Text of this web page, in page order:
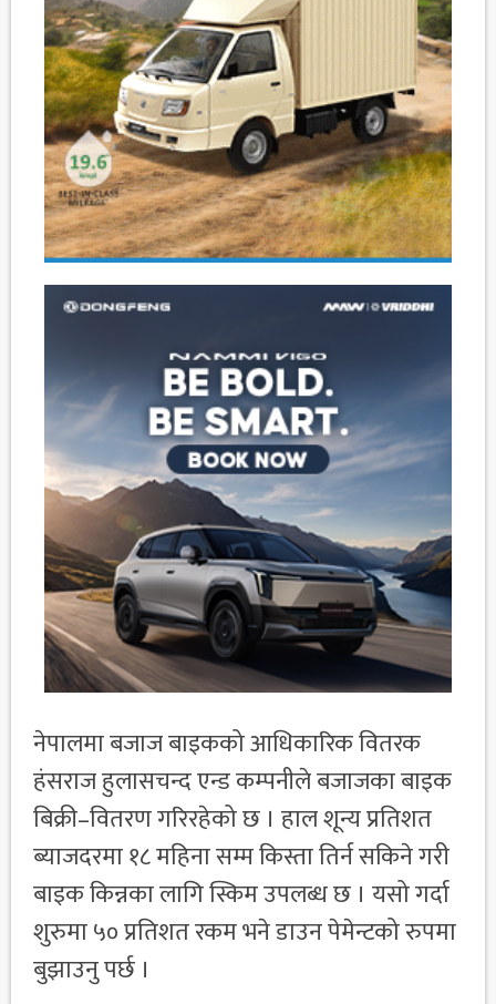
नेपालमा बजाज बाइकको आधिकारिक वितरक
हंसराज हुलासचन्द एन्ड कम्पनीले बजाजका बाइक
बिक्री–वितरण गरिरहेको छ । हाल शून्य प्रतिशत
ब्याजदरमा १८ महिना सम्म किस्ता तिर्न सकिने गरी
बाइक किन्नका लागि स्किम उपलब्ध छ । यसो गर्दा
शुरुमा ५० प्रतिशत रकम भने डाउन पेमेन्टको रुपमा
बुझाउनु पर्छ ।